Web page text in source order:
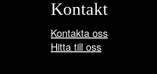
Kontakt
Kontakta oss
Hitta till oss